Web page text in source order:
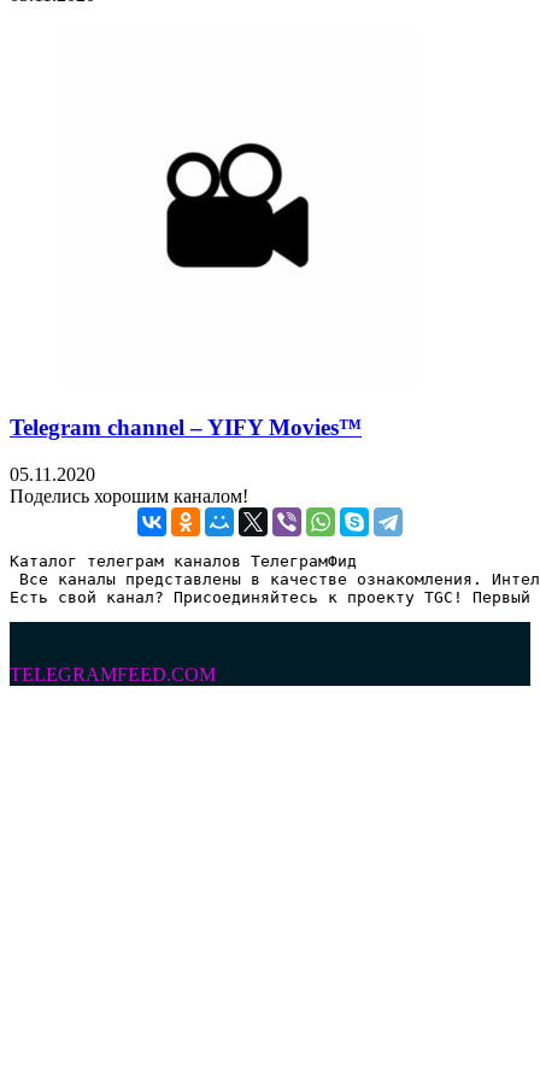
Telegram channel – YIFY Movies™
05.11.2020
Поделись хорошим каналом!
Каталог телеграм каналов ТелеграмФид
Все каналы представлены в качестве ознакомления.
Есть свой канал? Присоединяйтесь к проекту TGC!
TELEGRAMFEED.COM